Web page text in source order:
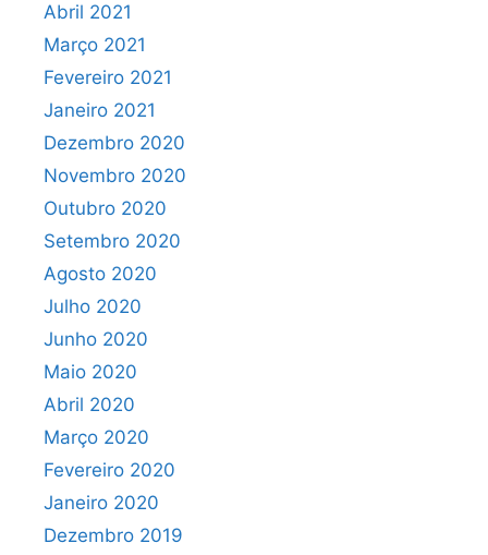
Abril 2021
Março 2021
Fevereiro 2021
Janeiro 2021
Dezembro 2020
Novembro 2020
Outubro 2020
Setembro 2020
Agosto 2020
Julho 2020
Junho 2020
Maio 2020
Abril 2020
Março 2020
Fevereiro 2020
Janeiro 2020
Dezembro 2019